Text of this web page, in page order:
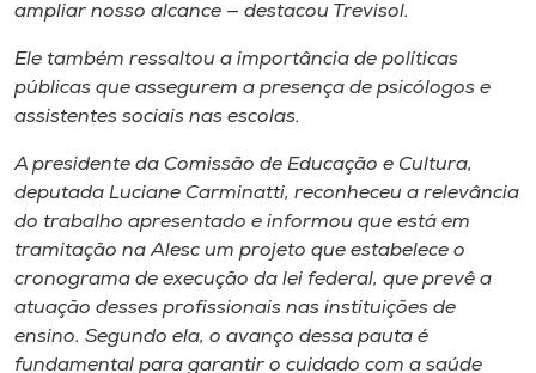
ampliar nosso alcance — destacou Trevisol.
Ele também ressaltou a importância de políticas
públicas que assegurem a presença de psicólogos e
assistentes sociais nas escolas.
A presidente da Comissão de Educação e Cultura,
deputada Luciane Carminatti, reconheceu a relevância
do trabalho apresentado e informou que está em
tramitação na Alesc um projeto que estabelece o
cronograma de execução da lei federal, que prevê a
atuação desses profissionais nas instituições de
ensino. Segundo ela, o avanço dessa pauta é
fundamental para garantir o cuidado com a saúde